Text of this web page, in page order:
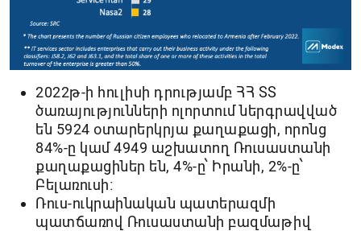
2022թ-ի հուլիսի դրությամբ ՀՀ ՏՏ
ծառայությունների ոլորտում ներգրավված
են 5924 օտարերկրյա քաղաքացի, որոնց
84%-ը կամ 4949 աշխատող Ռուսաստանի
քաղաքացիներ են, 4%-ը՝ Իրանի, 2%-ը՝
Բելառուսի։
Ռուս-ուկրաինական պատերազմի
պատճառով Ռուսաստանի բազմաթիվ